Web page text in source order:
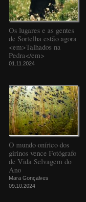
Os lugares e as gentes
de Sortelha estão agora
<em>Talhados na
Pedra</em>
01.11.2024
O mundo onírico dos
girinos vence Fotógrafo
de Vida Selvagem do
Ano
Mara Gonçalves
09.10.2024